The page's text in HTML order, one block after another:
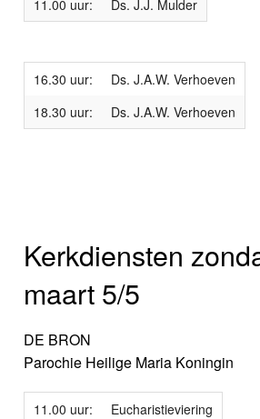
11.00 uur:
Ds. J.J. Mulder
16.30 uur:
Ds. J.A.W. Verhoeven
18.30 uur:
Ds. J.A.W. Verhoeven
Kerkdiensten
maart 5/5
DE BRON
Parochie Heilige Maria Koningin
11.00 uur:
Eucharistieviering